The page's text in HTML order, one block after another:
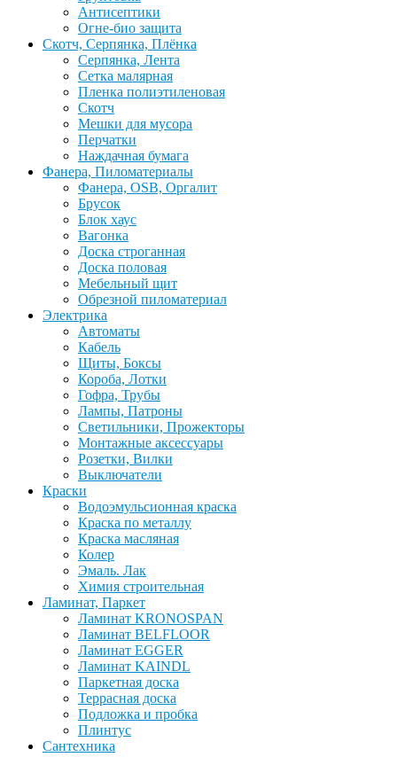
Антисептики
Огне-био защита
Скотч, Серпянка, Плёнка
Серпянка, Лента
Сетка малярная
Пленка полиэтиленовая
Скотч
Мешки для мусора
Перчатки
Наждачная бумага
Фанера, Пиломатериалы
Фанера, OSB, Оргалит
Брусок
Блок хаус
Вагонка
Доска строганная
Доска половая
Мебельный щит
Обрезной пиломатериал
Электрика
Автоматы
Кабель
Щиты, Боксы
Короба, Лотки
Гофра, Трубы
Лампы, Патроны
Светильники, Прожекторы
Монтажные аксессуары
Розетки, Вилки
Выключатели
Краски
Водоэмульсионная краска
Краска по металлу
Краска масляная
Колер
Эмаль. Лак
Химия строительная
Ламинат, Паркет
Ламинат KRONOSPAN
Ламинат BELFLOOR
Ламинат EGGER
Ламинат KAINDL
Паркетная доска
Террасная доска
Подложка и пробка
Плинтус
Сантехника